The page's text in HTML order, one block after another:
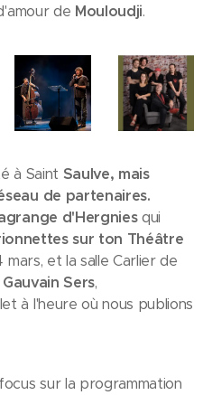
de Mouloudji.
à Saint Saulve, mais
de partenaires.
d'Hergniesqui
sur ton Théâtre
et la salle Carlier de
Gauvain Sers,
à l'heure où nous publions
sur la programmation